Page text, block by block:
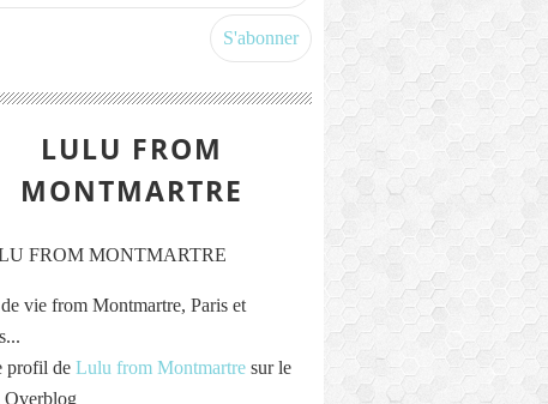
LULU FROM
MONTMARTRE
vie from Montmartre, Paris et
profil de Lulu from Montmartre sur le
Overblog